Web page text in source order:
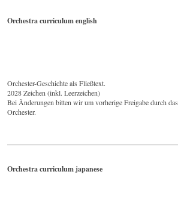
Orchestra curriculum english
Orchester-Geschichte als Fließtext.
2028 Zeichen (inkl. Leerzeichen)
Bei Änderungen bitten wir um vorherige Freigabe durch das
Orchester.
Orchestra curriculum japanese